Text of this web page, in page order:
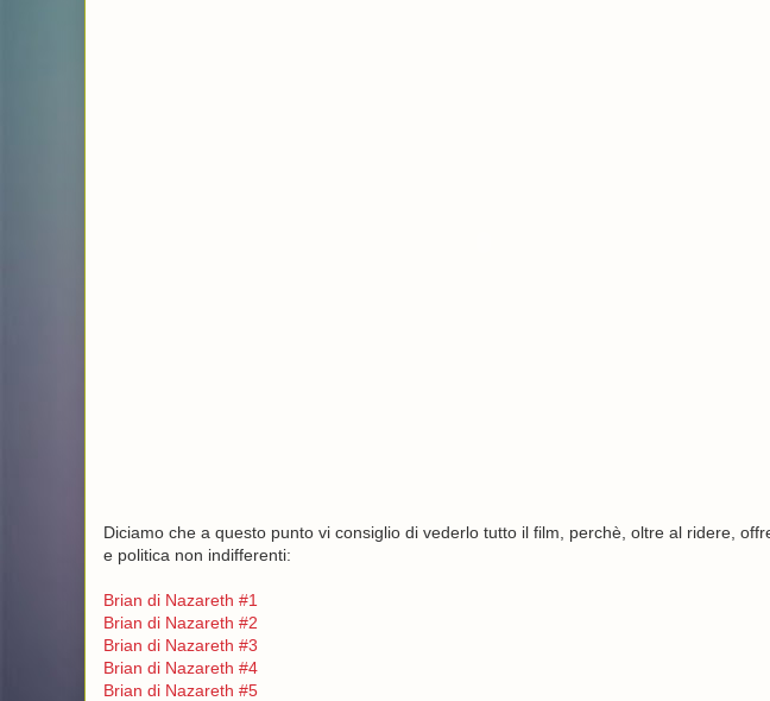
Diciamo che a questo punto vi consiglio di vederlo tutto il film, perchè, oltre al ridere,
e politica non indifferenti:
Brian di Nazareth #1
Brian di Nazareth #2
Brian di Nazareth #3
Brian di Nazareth #4
Brian di Nazareth #5